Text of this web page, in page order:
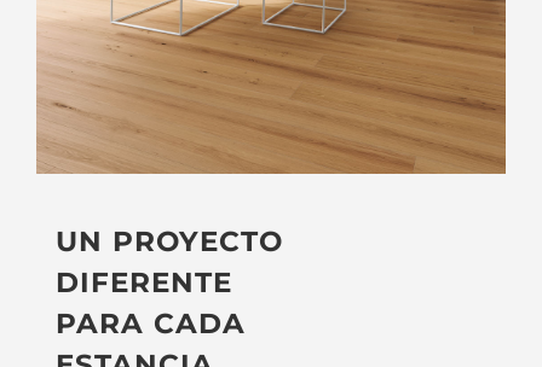
UN PROYECTO
DIFERENTE
PARA CADA